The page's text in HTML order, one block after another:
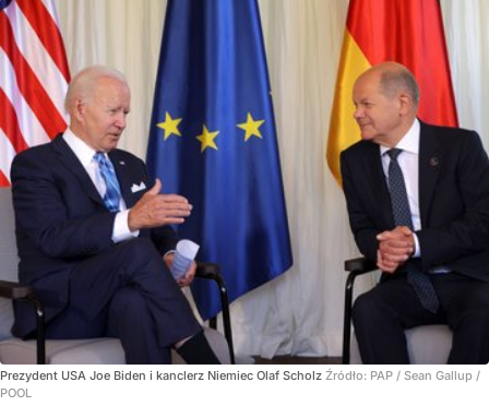
Prezydent USA Joe Biden i kanclerz Niemiec Olaf Scholz Źródło: PAP / Sean Gallup /
POOL